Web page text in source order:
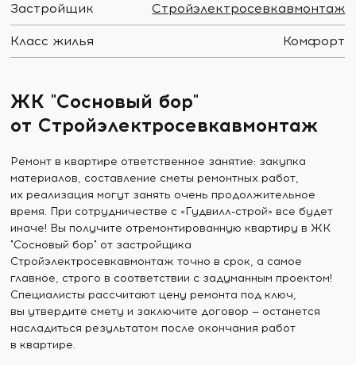
Застройщик Стройэлектросевкавмонтаж
Класс жилья Комфорт
ЖК "Сосновый бор"
от Стройэлектросевкавмонтаж
Ремонт в квартире ответственное занятие: закупка
материалов, составление сметы ремонтных работ,
их реализация могут занять очень продолжительное
время. При сотрудничестве с «Гудвилл-строй» все будет
иначе! Вы получите отремонтированную квартиру в ЖК
"Сосновый бор" от застройщика
Стройэлектросевкавмонтаж точно в срок, а самое
главное, строго в соответствии с задуманным проектом!
Специалисты рассчитают цену ремонта под ключ,
вы утвердите смету и заключите договор — останется
насладиться результатом после окончания работ
в квартире.